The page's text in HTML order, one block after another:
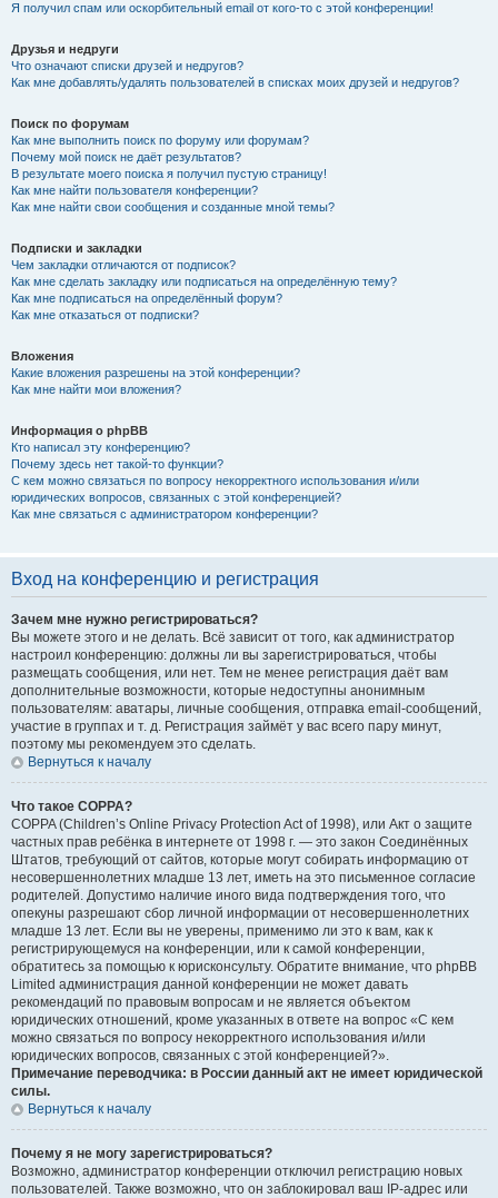
Я получил спам или оскорбительный email от кого-то с этой конференции!
Друзья и недруги
Что означают списки друзей и недругов?
Как мне добавлять/удалять пользователей в списках моих друзей и недругов?
Поиск по форумам
Как мне выполнить поиск по форуму или форумам?
Почему мой поиск не даёт результатов?
В результате моего поиска я получил пустую страницу!
Как мне найти пользователя конференции?
Как мне найти свои сообщения и созданные мной темы?
Подписки и закладки
Чем закладки отличаются от подписок?
Как мне сделать закладку или подписаться на определённую тему?
Как мне подписаться на определённый форум?
Как мне отказаться от подписки?
Вложения
Какие вложения разрешены на этой конференции?
Как мне найти мои вложения?
Информация о phpBB
Кто написал эту конференцию?
Почему здесь нет такой-то функции?
С кем можно связаться по вопросу некорректного использования и/или
юридических вопросов, связанных с этой конференцией?
Как мне связаться с администратором конференции?
Вход на конференцию и регистрация
Зачем мне нужно регистрироваться?
Вы можете этого и не делать. Всё зависит от того, как администратор
настроил конференцию: должны ли вы зарегистрироваться, чтобы
размещать сообщения, или нет. Тем не менее регистрация даёт вам
дополнительные возможности, которые недоступны анонимным
пользователям: аватары, личные сообщения, отправка email-сообщений,
участие в группах и т. д. Регистрация займёт у вас всего пару минут,
поэтому мы рекомендуем это сделать.
Вернуться к началу
Что такое COPPA?
COPPA (Children’s Online Privacy Protection Act of 1998), или Акт о защите
частных прав ребёнка в интернете от 1998 г. — это закон Соединённых
Штатов, требующий от сайтов, которые могут собирать информацию от
несовершеннолетних младше 13 лет, иметь на это письменное согласие
родителей. Допустимо наличие иного вида подтверждения того, что
опекуны разрешают сбор личной информации от несовершеннолетних
младше 13 лет. Если вы не уверены, применимо ли это к вам, как к
регистрирующемуся на конференции, или к самой конференции,
обратитесь за помощью к юрисконсульту. Обратите внимание, что phpBB
Limited администрация данной конференции не может давать
рекомендаций по правовым вопросам и не является объектом
юридических отношений, кроме указанных в ответе на вопрос «С кем
можно связаться по вопросу некорректного использования и/или
юридических вопросов, связанных с этой конференцией?».
Примечание переводчика: в России данный акт не имеет юридической
силы.
Вернуться к началу
Почему я не могу зарегистрироваться?
Возможно, администратор конференции отключил регистрацию новых
пользователей. Также возможно, что он заблокировал ваш IP-адрес или